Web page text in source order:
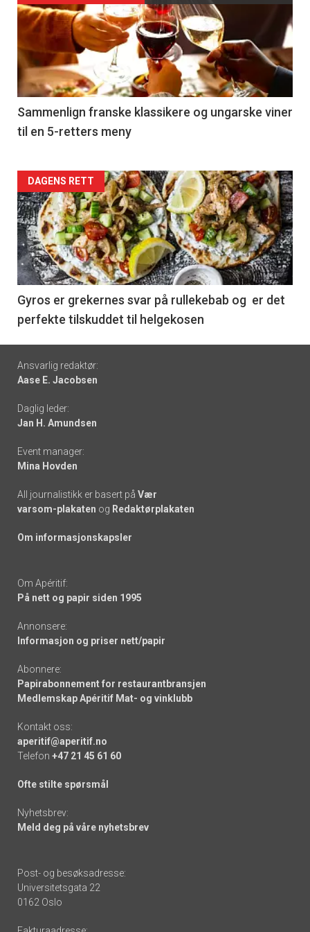
akkurat
nå
-
5
Sammenlign franske klassikere og ungarske viner
til en 5-retters meny
Forsiden
akkurat
nå
-
6
DAGENS RETT
Gyros er grekernes svar på rullekebab og er det
perfekte tilskuddet til helgekosen
Footer
-
links
Ansvarlig redaktør:
Aase E. Jacobsen
Daglig leder:
Jan H. Amundsen
Event manager:
Mina Hovden
All journalistikk er basert på Vær
varsom-plakaten og Redaktørplakaten
Om informasjonskapsler
Om Apéritif:
På nett og papir siden 1995
Annonsere:
Informasjon og priser nett/papir
Abonnere:
Papirabonnement for restaurantbransjen
Medlemskap Apéritif Mat- og vinklubb
Kontakt oss:
aperitif@aperitif.no
Telefon +47 21 45 61 60
Ofte stilte spørsmål
Nyhetsbrev:
Meld deg på våre nyhetsbrev
Post- og besøksadresse:
Universitetsgata 22
0162 Oslo